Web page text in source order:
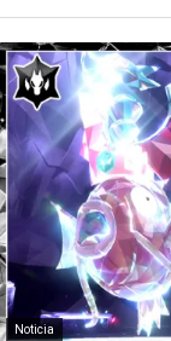
Noticia